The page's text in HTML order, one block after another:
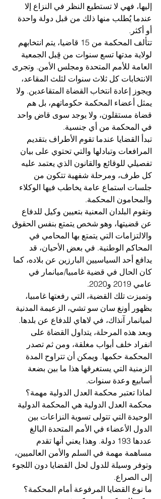
إليها، فهي لا تستطيع النظر في النزاع إلا
عندما يُطلب منها ذلك من قبل دولة واحدة
أو أكثر.
تتألف المحكمة من 15 قاضيا، يتم انتخابهم
لولاية مدتها تسع سنوات من قِبل الجمعية
العامة للأمم المتحدة ومجلس الأمن. وتجرى
الانتخابات كل ثلاث سنوات لثلث المقاعد،
ويجوز إعادة انتخاب القضاة المتقاعدين. ولا
يمثل أعضاء المحكمة حكوماتهم، بل هم
قضاة مستقلون، ولا يوجد سوى قاض واحد
في المحكمة من أي جنسية.
تبدأ القضايا عندما تقوم الأطراف بتقديم
المرافعات وتبادلها والتي تحتوي على بيان
تفصيلي للوقائع والقانون الذي يعتمد عليه
كل طرف، ومرحلة شفهية تتكون من
جلسات استماع عامة يخاطب فيها الوكلاء
والمحامون المحكمة.
وتقوم البلدان المعنية بتعيين وكيل للدفاع
عن قضيتها، وهو شخص يتمتع بنفس الحقوق
والالتزامات التي يتمتع بها المحامي في
المحاكم الوطنية. في بعض الأحيان، قد
يدافع أحد السياسيين البارزين عن بلاده، كما
كان الحال في قضية غامبيا/ميانمار في
عامي 2019 و2020.
وتميزت تلك القضية، التي رفعتها غامبيا،
بظهور أونغ سان سو تشي، الزعيمة المدنية
لميانمار آنذاك، في لاهاي للدفاع عن بلدها.
وبعد هذه المرحلة، يتداول القضاة على
انفراد خلف أبواب مغلقة، ومن ثم تصدر
المحكمة حكمها. ويمكن أن تتراوح المدة
الزمنية التي يستغرقها هذا ما بين بضعة
أسابيع وعدة سنوات.
لماذا تعتبر محكمة العدل الدولية مهمة؟
محكمة العدل الدولية هي المحكمة الدولية
الوحيدة التي تتولى تسوية النزاعات بين
الدول الأعضاء في الأمم المتحدة البالغ
عددها 193 دولة. وهذا يعني أنها تقدم
مساهمة مهمة في السلم والأمن العالميين،
وتوفر وسيلة للدول لحل القضايا دون اللجوء
إلى الصراع.
ما نوع القضايا المرفوعة أمام المحكمة؟